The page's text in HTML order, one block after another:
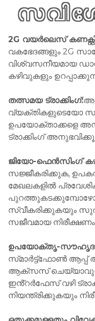
2G വയർലെസ്
വകഭേദങ്ങളും 2G
വിശ്വസനീയമായ
കഴിവുകളും
തത്സമയ ട്രാക്കിംഗ്:
വ്യക്തികളുടെയോ
ഉപയോക്താക്കളെ
ട്രാക്കിംഗ് അനുഭവിക്കൂ.
ജിയോ-ഫെൻസിംഗ്
സജ്ജീകരിക്കുക,
മേഖലകളിൽ
പുറത്തുകടക്കുമ്പോഴോ
സ്വീകരിക്കുകയും
സജീവമായ
ഉപയോക്തൃ-സൗഹൃദ
സ്‌മാർട്ട്‌ഫോൺ ആപ്പ്
ആക്‌സസ്
ഇൻ്റർഫേസ് വഴി
നിയന്ത്രിക്കുകയും